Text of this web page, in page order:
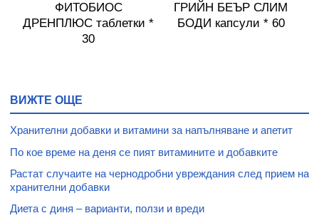
ФИТОБИОС
ДРЕНПЛЮС таблетки *
30
ГРИЙН БЕЪР СЛИМ
БОДИ капсули * 60
ВИЖТЕ ОЩЕ
Хранителни добавки и витамини за напълняване и апетит
По кое време на деня се пият витамините и добавките
Растат случаите на чернодробни увреждания след прием на
хранителни добавки
Диета с диня – варианти, ползи и вреди